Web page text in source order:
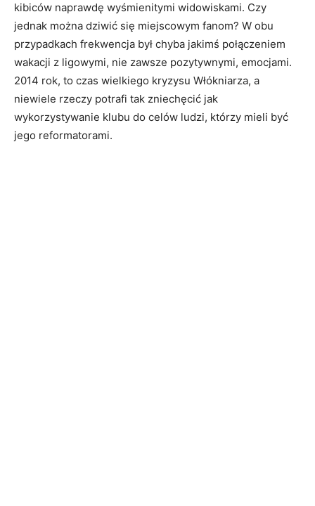
kibiców naprawdę wyśmienitymi widowiskami. Czy
jednak można dziwić się miejscowym fanom? W obu
przypadkach frekwencja był chyba jakimś połączeniem
wakacji z ligowymi, nie zawsze pozytywnymi, emocjami.
2014 rok, to czas wielkiego kryzysu Włókniarza, a
niewiele rzeczy potrafi tak zniechęcić jak
wykorzystywanie klubu do celów ludzi, którzy mieli być
jego reformatorami.